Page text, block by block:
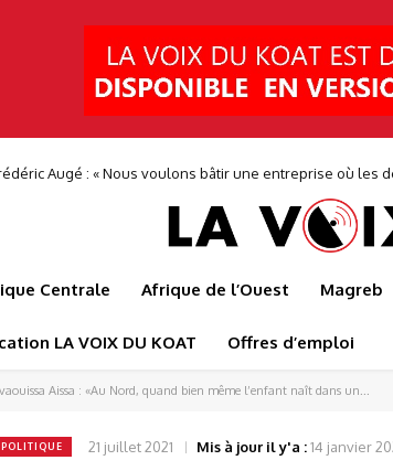
en eau potable : Camwater sauve l’usine de
Centrale Afrique de l’Ouest Magreb
LA VOIX DU KOAT Offres d’emploi
Aissa : «Au Nord, quand bien même l’enfant naît dans un...
POLITIQUE 21 juillet 2021 Mis à jour il y'a :14 janvier